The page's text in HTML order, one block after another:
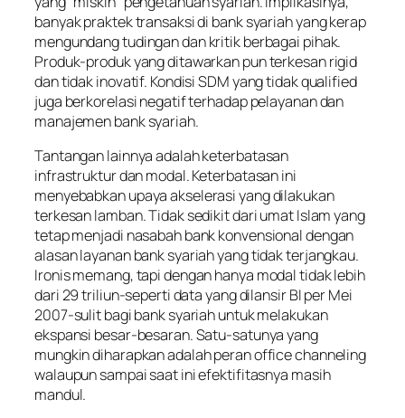
banyak praktek transaksi di bank syariah yang kerap
mengundang tudingan dan kritik berbagai pihak.
Produk-produk yang ditawarkan pun terkesan rigid
dan tidak inovatif. Kondisi SDM yang tidak qualified
juga berkorelasi negatif terhadap pelayanan dan
manajemen bank syariah.
Tantangan lainnya adalah keterbatasan
infrastruktur dan modal. Keterbatasan ini
menyebabkan upaya akselerasi yang dilakukan
terkesan lamban. Tidak sedikit dari umat Islam yang
tetap menjadi nasabah bank konvensional dengan
alasan layanan bank syariah yang tidak terjangkau.
Ironis memang, tapi dengan hanya modal tidak lebih
dari 29 triliun-seperti data yang dilansir BI per Mei
2007-sulit bagi bank syariah untuk melakukan
ekspansi besar-besaran. Satu-satunya yang
mungkin diharapkan adalah peran office channeling
walaupun sampai saat ini efektifitasnya masih
mandul.